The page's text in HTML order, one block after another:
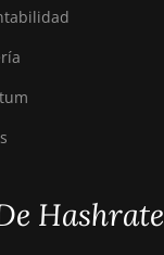
Hashrate